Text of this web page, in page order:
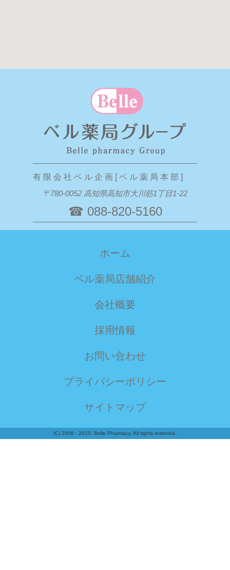
有 限 会 社 ベ ル 企 画 [ ベ ル 薬 局 本 部 ]
〒780-0052 高知県高知市大川筋1丁目1-22
☎ 088-820-5160
ホーム
ベル薬局店舗紹介
会社概要
採用情報
お問い合わせ
プライバシーポリシー
サイトマップ
(C) 2006 - 2015, Belle Pharmacy, All rights reserved.